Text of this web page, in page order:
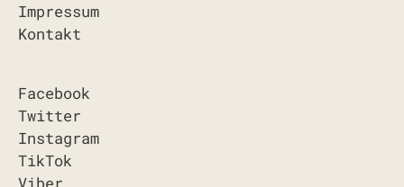
Impressum
Kontakt
Facebook
Twitter
Instagram
TikTok